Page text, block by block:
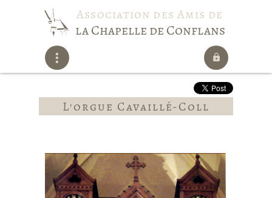
Association des Amis de
la Chapelle de Conflans
L'orgue Cavaillé-Coll